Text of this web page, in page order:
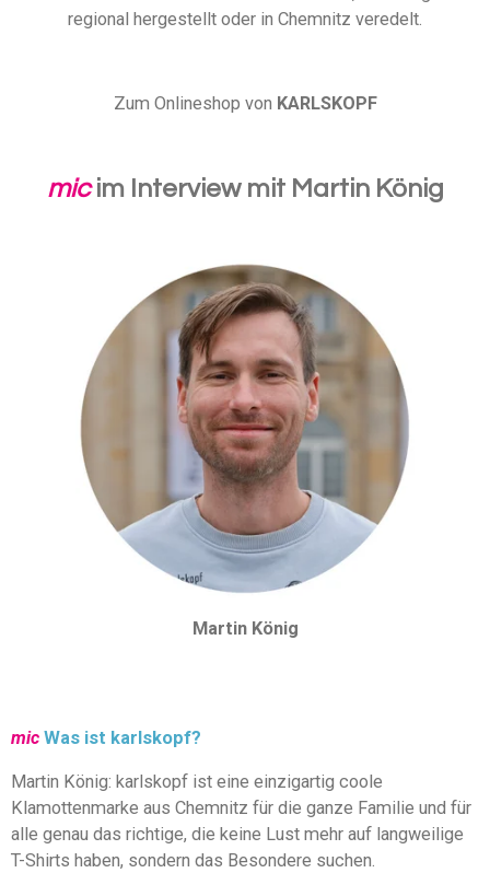
regional hergestellt oder in Chemnitz veredelt.
Zum Onlineshop von KARLSKOPF
micim Interview mit Martin König
Martin König
mic Was ist karlskopf?
Martin König: karlskopf ist eine einzigartig coole
Klamottenmarke aus Chemnitz für die ganze Familie und für
alle genau das richtige, die keine Lust mehr auf langweilige
T-Shirts haben, sondern das Besondere suchen.